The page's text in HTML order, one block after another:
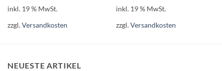
inkl. 19 % MwSt.
zzgl.Versandkosten
inkl. 19 % MwSt.
zzgl.Versandkosten
NEUESTE ARTIKEL